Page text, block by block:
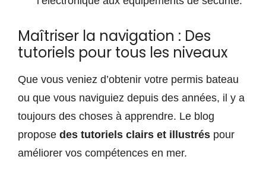
Maîtriser la navigation : Des
tutoriels pour tous les niveaux
Que vous veniez d’obtenir votre permis bateau
ou que vous naviguiez depuis des années, il y a
toujours des choses à apprendre. Le blog
propose des tutoriels clairs et illustrés pour
améliorer vos compétences en mer.